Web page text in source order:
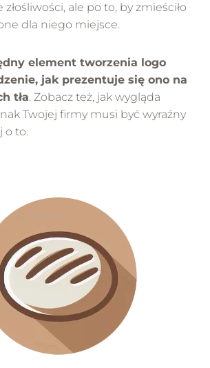
ale po to, by zmieściło
dla niego miejsce.
element tworzenia logo
jak prezentuje się ono na
tła. Zobacz też, jak wygląda
Twojej firmy musi być wyraźny
o to.